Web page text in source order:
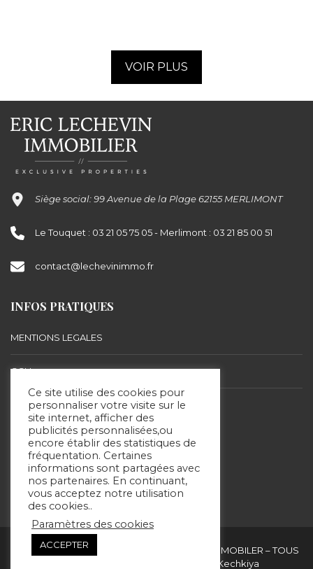
VOIR PLUS
Siège social: 99 Avenue de la Plage 62155 MERLIMONT
Le Touquet : 03 21 05 75 05 - Merlimont : 03 21 85 00 51
contact@lechevinimmo.fr
INFOS PRATIQUES
MENTIONS LEGALES
CGU
BARÈME D’HONORAIRES
SUIVEZ-NOUS
Copyright & copies. 2020 © ERIC LECHEVIN IMMOBILER – TOUS
DROITS RÉSERVÉS - Site réalisé par Kechkiya
Ce site utilise des cookies pour
personnaliser votre visite sur le
site internet, afficher des
publicités personnalisées,ou
encore établir des statistiques de
fréquentation. Certaines
informations sont partagées avec
nos partenaires. En continuant,
vous acceptez notre utilisation
des cookies..
Paramètres des cookies
ACCEPTER